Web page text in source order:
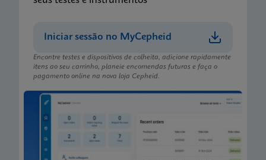
Folheto informativo
(English-Australia) (Xpress System)
Folheto informativo
Iniciar sessão no MyCepheid
Encontre testes e dispositivos de colheita, adicione rapidamente
itens ao seu carrinho, planeie encomendas futuras e faça o
pagamento online na nova loja Cepheid.